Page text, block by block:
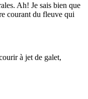
Ah! Je sais bien que
courant du fleuve qui
à jet de galet,